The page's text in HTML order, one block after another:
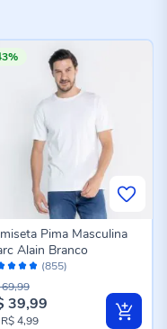
(855)
Pima Masculina
Alain Branco
39,99
R$ 4,99